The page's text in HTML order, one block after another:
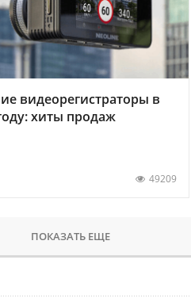
видеорегистраторы в
хиты продаж
49209
ПОКАЗАТЬ ЕЩЕ